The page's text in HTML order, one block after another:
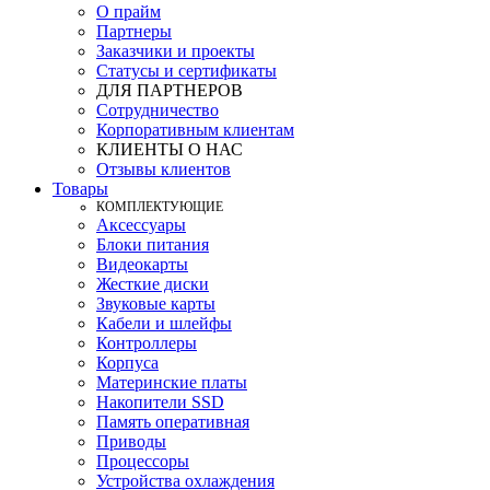
О прайм
Партнеры
Заказчики и проекты
Статусы и сертификаты
ДЛЯ ПАРТНЕРОВ
Сотрудничество
Корпоративным клиентам
КЛИЕНТЫ О НАС
Отзывы клиентов
Товары
КOМПЛЕКТУЮЩИЕ
Аксессуары
Блоки питания
Видеокарты
Жесткие диски
Звуковые карты
Кабели и шлейфы
Контроллеры
Корпуса
Материнские платы
Накопители SSD
Память оперативная
Приводы
Процессоры
Устройства охлаждения